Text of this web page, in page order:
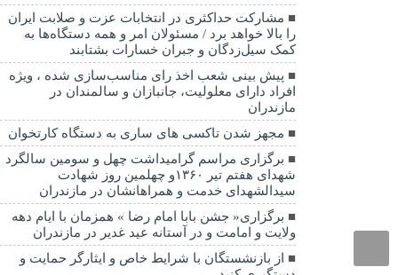
مشارکت حداکثری در انتخابات عزت و صلابت ایران
را بالا خواهد برد / مسئولان امر و همه دستگاه‌ها به
کمک سیل‌زدگان و جبران خسارات بشتابند
پیش بینی شعب اخذ رای مناسب‌سازی شده ، ویژه
افراد دارای معلولیت، جانبازان و سالمندان در
مازندران
مجهز شدن تاکسی های ساری به دستگاه کارتخوان
برگزاری مراسم گرامیداشت چهل و سومین سالگرد
شهدای هفتم تیر ۱۳۶۰و چهلمین روز شهادت
سیدالشهدای خدمت و همراهانشان در مازندران
برگزاری« جشن بابا امام رضا » همزمان با ایام دهه
ولایت و امامت و در آستانه عید غدیر در مازندران
از بازنشستگان با شرایط خاص و ایثارگر حمایت و